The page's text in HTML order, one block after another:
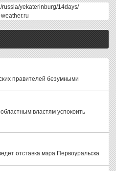
yekaterinburg/14days/
правителей безумными
властям успокоить
отставка мэра Первоуральска